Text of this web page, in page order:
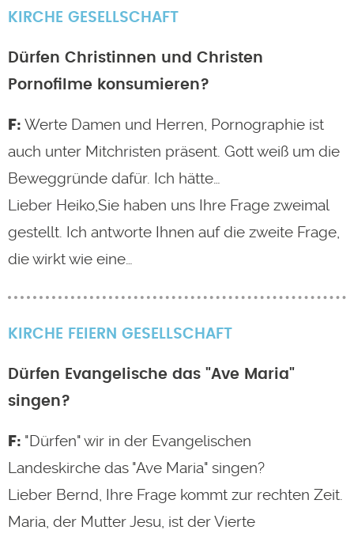
KIRCHE GESELLSCHAFT
Dürfen Christinnen und Christen
Pornofilme konsumieren?
Werte Damen und Herren, Pornographie ist
auch unter Mitchristen präsent. Gott weiß um die
Beweggründe dafür. Ich hätte…
Lieber Heiko,Sie haben uns Ihre Frage zweimal
gestellt. Ich antworte Ihnen auf die zweite Frage,
die wirkt wie eine…
KIRCHE FEIERN GESELLSCHAFT
Dürfen Evangelische das "Ave Maria"
singen?
"Dürfen" wir in der Evangelischen
Landeskirche das "Ave Maria" singen?
Lieber Bernd, Ihre Frage kommt zur rechten Zeit.
Maria, der Mutter Jesu, ist der Vierte